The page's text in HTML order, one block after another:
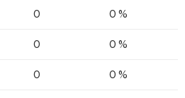
0 0 %
0 0 %
0 0 %